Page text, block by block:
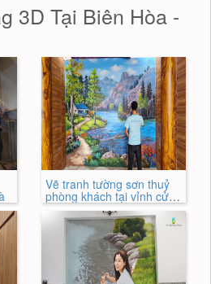
3D Tại Biên Hòa -
Vẽ tranh tường sơn thuỷ
phòng khách tại vỉnh cửu
đồng nai